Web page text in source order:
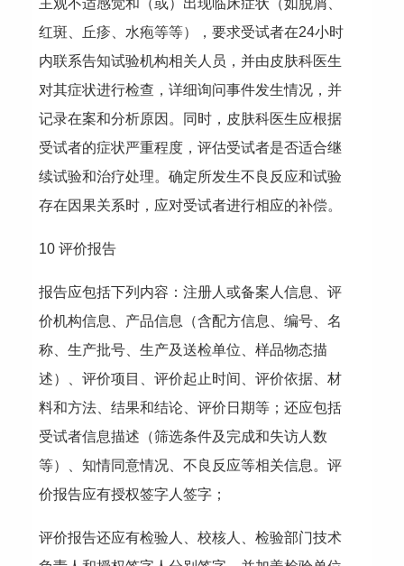
主观不适感觉和（或）出现临床症状（如脱屑、
红斑、丘疹、水疱等等），要求受试者在24小时
内联系告知试验机构相关人员，并由皮肤科医生
对其症状进行检查，详细询问事件发生情况，并
记录在案和分析原因。同时，皮肤科医生应根据
受试者的症状严重程度，评估受试者是否适合继
续试验和治疗处理。确定所发生不良反应和试验
存在因果关系时，应对受试者进行相应的补偿。
10 评价报告
报告应包括下列内容：注册人或备案人信息、评
价机构信息、产品信息（含配方信息、编号、名
称、生产批号、生产及送检单位、样品物态描
述）、评价项目、评价起止时间、评价依据、材
料和方法、结果和结论、评价日期等；还应包括
受试者信息描述（筛选条件及完成和失访人数
等）、知情同意情况、不良反应等相关信息。评
价报告应有授权签字人签字；
评价报告还应有检验人、校核人、检验部门技术